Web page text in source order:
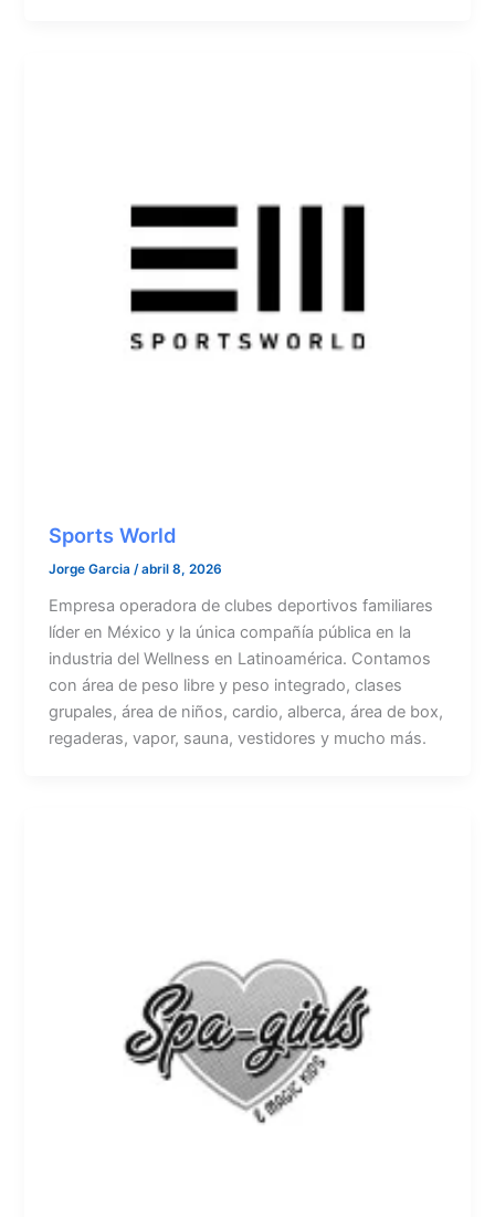
Sports World
Jorge Garcia/abril 8, 2026
Empresa operadora de clubes deportivos familiares
líder en México y la única compañía pública en la
industria del Wellness en Latinoamérica. Contamos
con área de peso libre y peso integrado, clases
grupales, área de niños, cardio, alberca, área de box,
regaderas, vapor, sauna, vestidores y mucho más.